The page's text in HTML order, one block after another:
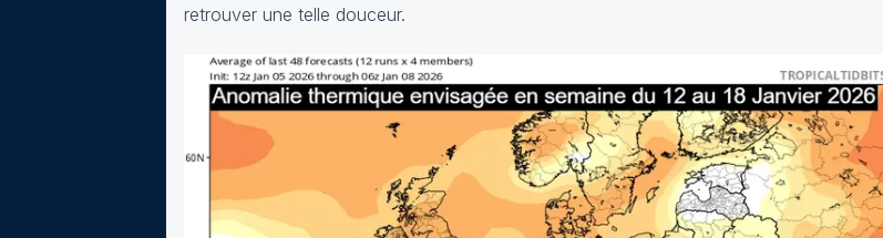
retrouver une telle douceur.